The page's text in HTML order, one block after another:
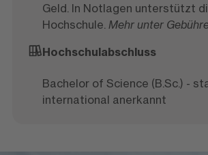
Geld. In Notlagen unterstützt
Hochschule. Mehr unter
Hochschulabschluss
Bachelor of Science (B.Sc.) -
international anerkannt